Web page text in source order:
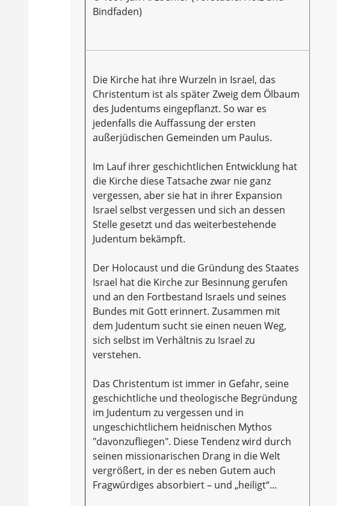
Bindfaden)
Die Kirche hat ihre Wurzeln in Israel, das
Christentum ist als später Zweig dem Ölbaum
des Judentums eingepflanzt. So war es
jedenfalls die Auffassung der ersten
außerjüdischen Gemeinden um Paulus.
Im Lauf ihrer geschichtlichen Entwicklung hat
die Kirche diese Tatsache zwar nie ganz
vergessen, aber sie hat in ihrer Expansion
Israel selbst vergessen und sich an dessen
Stelle gesetzt und das weiterbestehende
Judentum bekämpft.
Der Holocaust und die Gründung des Staates
Israel hat die Kirche zur Besinnung gerufen
und an den Fortbestand Israels und seines
Bundes mit Gott erinnert. Zusammen mit
dem Judentum sucht sie einen neuen Weg,
sich selbst im Verhältnis zu Israel zu
verstehen.
Das Christentum ist immer in Gefahr, seine
geschichtliche und theologische Begründung
im Judentum zu vergessen und in
ungeschichtlichem heidnischen Mythos
"davonzufliegen". Diese Tendenz wird durch
seinen missionarischen Drang in die Welt
vergrößert, in der es neben Gutem auch
Fragwürdiges absorbiert – und „heiligt“...